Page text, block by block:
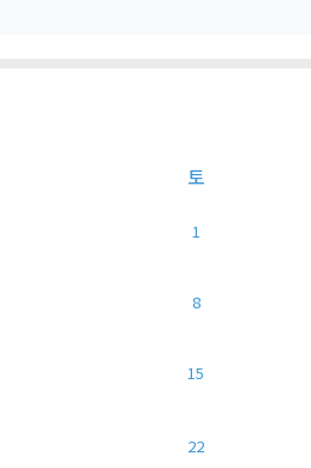
토
1
8
15
22